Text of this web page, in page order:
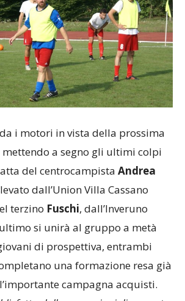
i motori in vista della prossima
mettendo a segno gli ultimi colpi
del centrocampista Andrea
dall’Union Villa Cassano
terzino Fuschi, dall’Inveruno
si unirà al gruppo a metà
di prospettiva, entrambi
una formazione resa già
campagna acquisti.